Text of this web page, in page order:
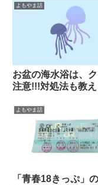
よもやま話
お盆の海水浴は、
注意!!!対処法も教え
よもやま話
「青春18きっぷ」